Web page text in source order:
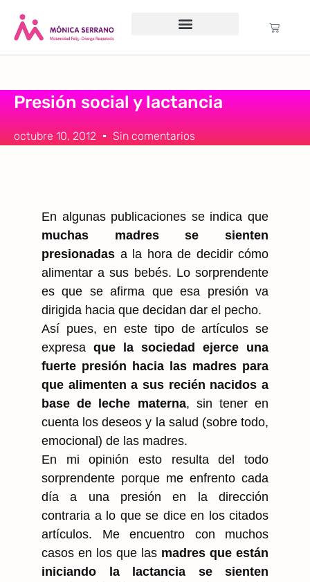
Presión social y lactancia
octubre 10, 2012 Sin comentarios
En algunas publicaciones se indica que
muchas madres se sienten
presionadas a la hora de decidir cómo
alimentar a sus bebés. Lo sorprendente
es que se afirma que esa presión va
dirigida hacia que decidan dar el pecho.
Así pues, en este tipo de artículos se
expresa que la sociedad ejerce una
fuerte presión hacia las madres para
que alimenten a sus recién nacidos a
base de leche materna, sin tener en
cuenta los deseos y la salud (sobre todo,
emocional) de las madres.
En mi opinión esto resulta del todo
sorprendente porque me enfrento cada
día a una presión en la dirección
contraria a lo que se dice en los citados
artículos. Me encuentro con muchos
casos en los que las madres que están
iniciando la lactancia se sienten